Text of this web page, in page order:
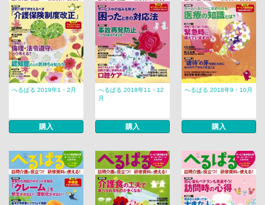
へるぱる 2019年1・2月
購入
へるぱる 2018年11・12
月
購入
へるぱる 2018年9・10月
購入